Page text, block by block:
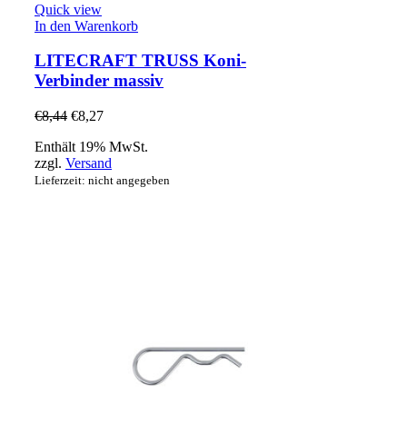
Quick view
In den Warenkorb
LITECRAFT TRUSS Koni-
Verbinder massiv
€8,44 €8,27
Enthält 19% MwSt.
zzgl. Versand
Lieferzeit: nicht angegeben